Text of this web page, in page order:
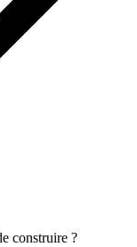
construire ?